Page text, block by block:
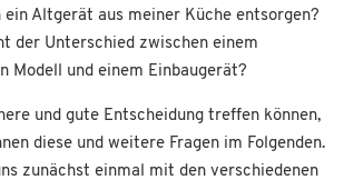
ein Altgerät aus meiner Küche entsorgen?
der Unterschied zwischen einem
Modell und einem Einbaugerät?
und gute Entscheidung treffen können,
diese und weitere Fragen im Folgenden.
zunächst einmal mit den verschiedenen